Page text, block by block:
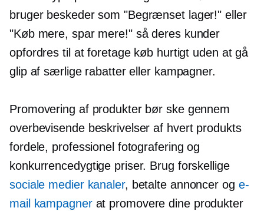
bruger beskeder som "Begrænset lager!" eller
"Køb mere, spar mere!" så deres kunder
opfordres til at foretage køb hurtigt uden at gå
glip af særlige rabatter eller kampagner.
Promovering af produkter bør ske gennem
overbevisende beskrivelser af hvert produkts
fordele, professionel fotografering og
konkurrencedygtige priser. Brug forskellige
sociale medier kanaler, betalte annoncer og e-
mail kampagnerat promovere dine produkter